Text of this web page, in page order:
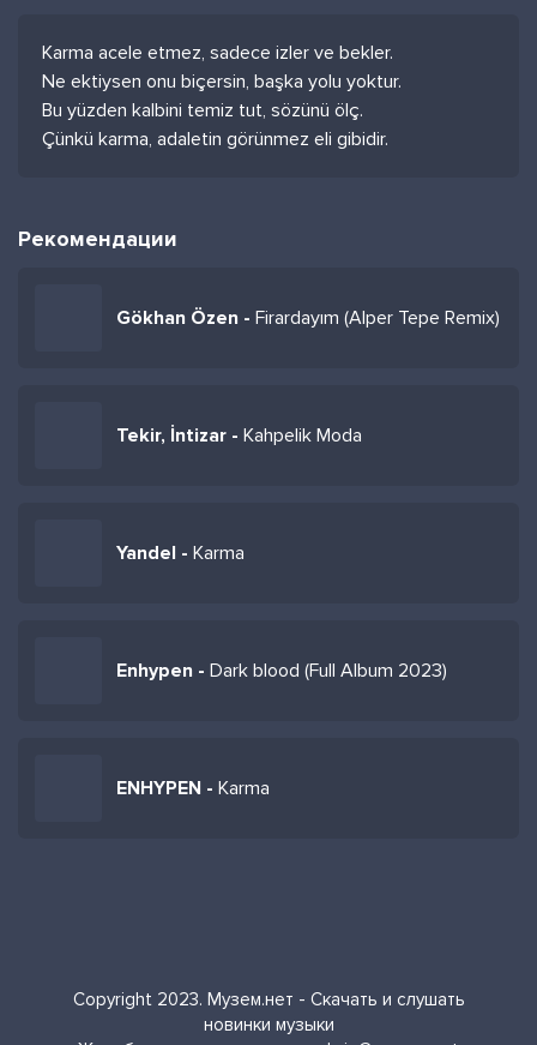
Karma acele etmez, sadece izler ve bekler.
Ne ektiysen onu biçersin, başka yolu yoktur.
Bu yüzden kalbini temiz tut, sözünü ölç.
Çünkü karma, adaletin görünmez eli gibidir.
Рекомендации
Gökhan Özen - Firardayım (Alper Tepe Remix)
Tekir, İntizar - Kahpelik Moda
Yandel - Karma
Enhypen - Dark blood (Full Album 2023)
ENHYPEN - Karma
Copyright 2023. Музем.нет - Скачать и слушать
новинки музыки